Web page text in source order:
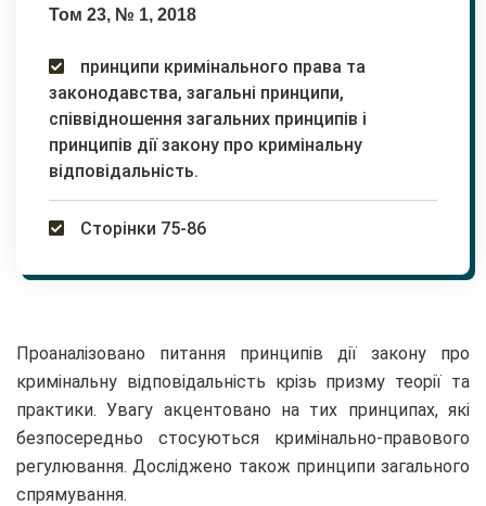
Том 23, № 1, 2018
принципи кримінального права та
законодавства, загальні принципи,
співвідношення загальних принципів і
принципів дії закону про кримінальну
відповідальність.
Сторінки 75-86
Проаналізовано питання принципів дії закону про
кримінальну відповідальність крізь призму теорії та
практики. Увагу акцентовано на тих принципах, які
безпосередньо стосуються кримінально-правового
регулювання. Досліджено також принципи загального
спрямування.